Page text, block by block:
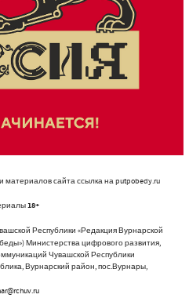
сайта ссылка на putpobedy.ru
18+
Республики «Редакция Вурнарской
Министерства цифрового развития,
Чувашской Республики
Вурнарский район, пос.Вурнары,